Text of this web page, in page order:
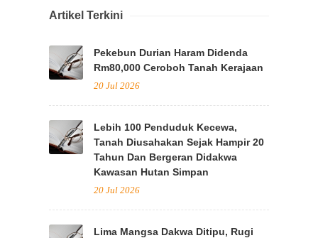
Artikel Terkini
Pekebun Durian Haram Didenda
Rm80,000 Ceroboh Tanah Kerajaan
20 Jul 2026
Lebih 100 Penduduk Kecewa,
Tanah Diusahakan Sejak Hampir 20
Tahun Dan Bergeran Didakwa
Kawasan Hutan Simpan
20 Jul 2026
Lima Mangsa Dakwa Ditipu, Rugi